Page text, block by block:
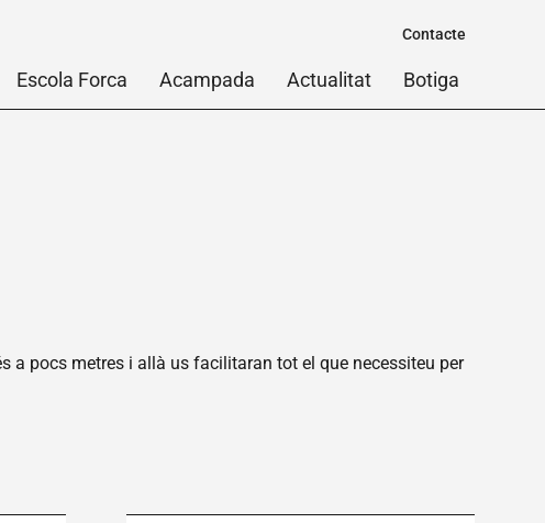
Contacte
Escola Forca Acampada Actualitat Botiga
a pocs metres i allà us facilitaran tot el que necessiteu per